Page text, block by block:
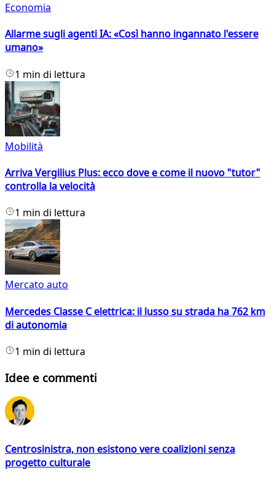
Economia
Allarme sugli agenti IA: «Così hanno ingannato l'essere
umano»
1 min di lettura
Mobilità
Arriva Vergilius Plus: ecco dove e come il nuovo "tutor"
controlla la velocità
1 min di lettura
Mercato auto
Mercedes Classe C elettrica: il lusso su strada ha 762 km
di autonomia
1 min di lettura
Idee e commenti
Centrosinistra, non esistono vere coalizioni senza
progetto culturale